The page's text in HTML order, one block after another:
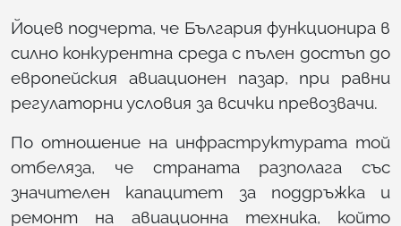
Йоцев подчерта, че България функционира в
силно конкурентна среда с пълен достъп до
европейския авиационен пазар, при равни
регулаторни условия за всички превозвачи.
По отношение на инфраструктурата той
отбеляза, че страната разполага със
значителен капацитет за поддръжка и
ремонт на авиационна техника, който